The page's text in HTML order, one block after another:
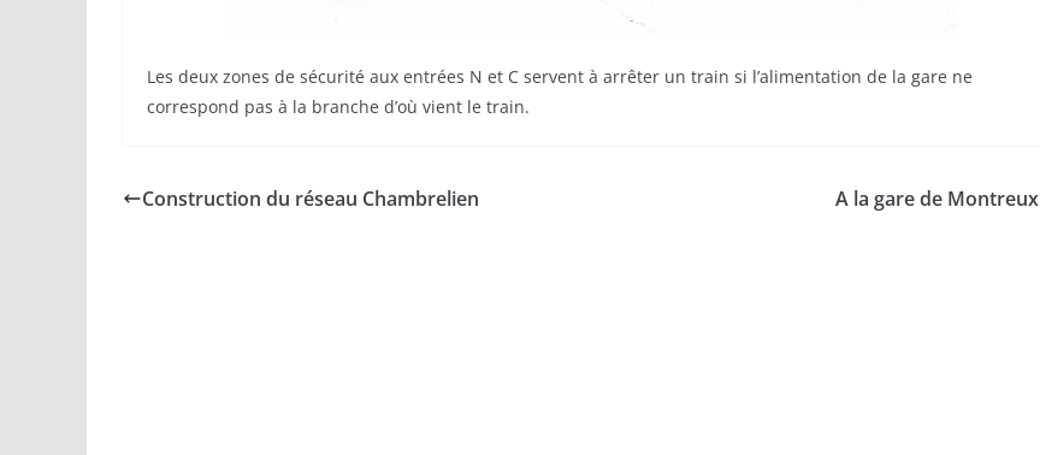
Les deux zones de sécurité aux entrées N et C servent à arrêter un train si l’alimentation de la gare ne
correspond pas à la branche d’où vient le train.
Construction du réseau Chambrelien A la gare de Montreux